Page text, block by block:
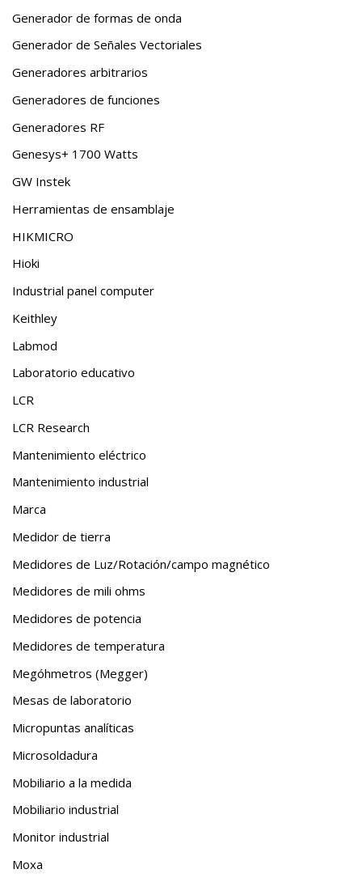
Generador de formas de onda
Generador de Señales Vectoriales
Generadores arbitrarios
Generadores de funciones
Generadores RF
Genesys+ 1700 Watts
GW Instek
Herramientas de ensamblaje
HIKMICRO
Hioki
Industrial panel computer
Keithley
Labmod
Laboratorio educativo
LCR
LCR Research
Mantenimiento eléctrico
Mantenimiento industrial
Marca
Medidor de tierra
Medidores de Luz/Rotación/campo magnético
Medidores de mili ohms
Medidores de potencia
Medidores de temperatura
Megóhmetros (Megger)
Mesas de laboratorio
Micropuntas analíticas
Microsoldadura
Mobiliario a la medida
Mobiliario industrial
Monitor industrial
Moxa